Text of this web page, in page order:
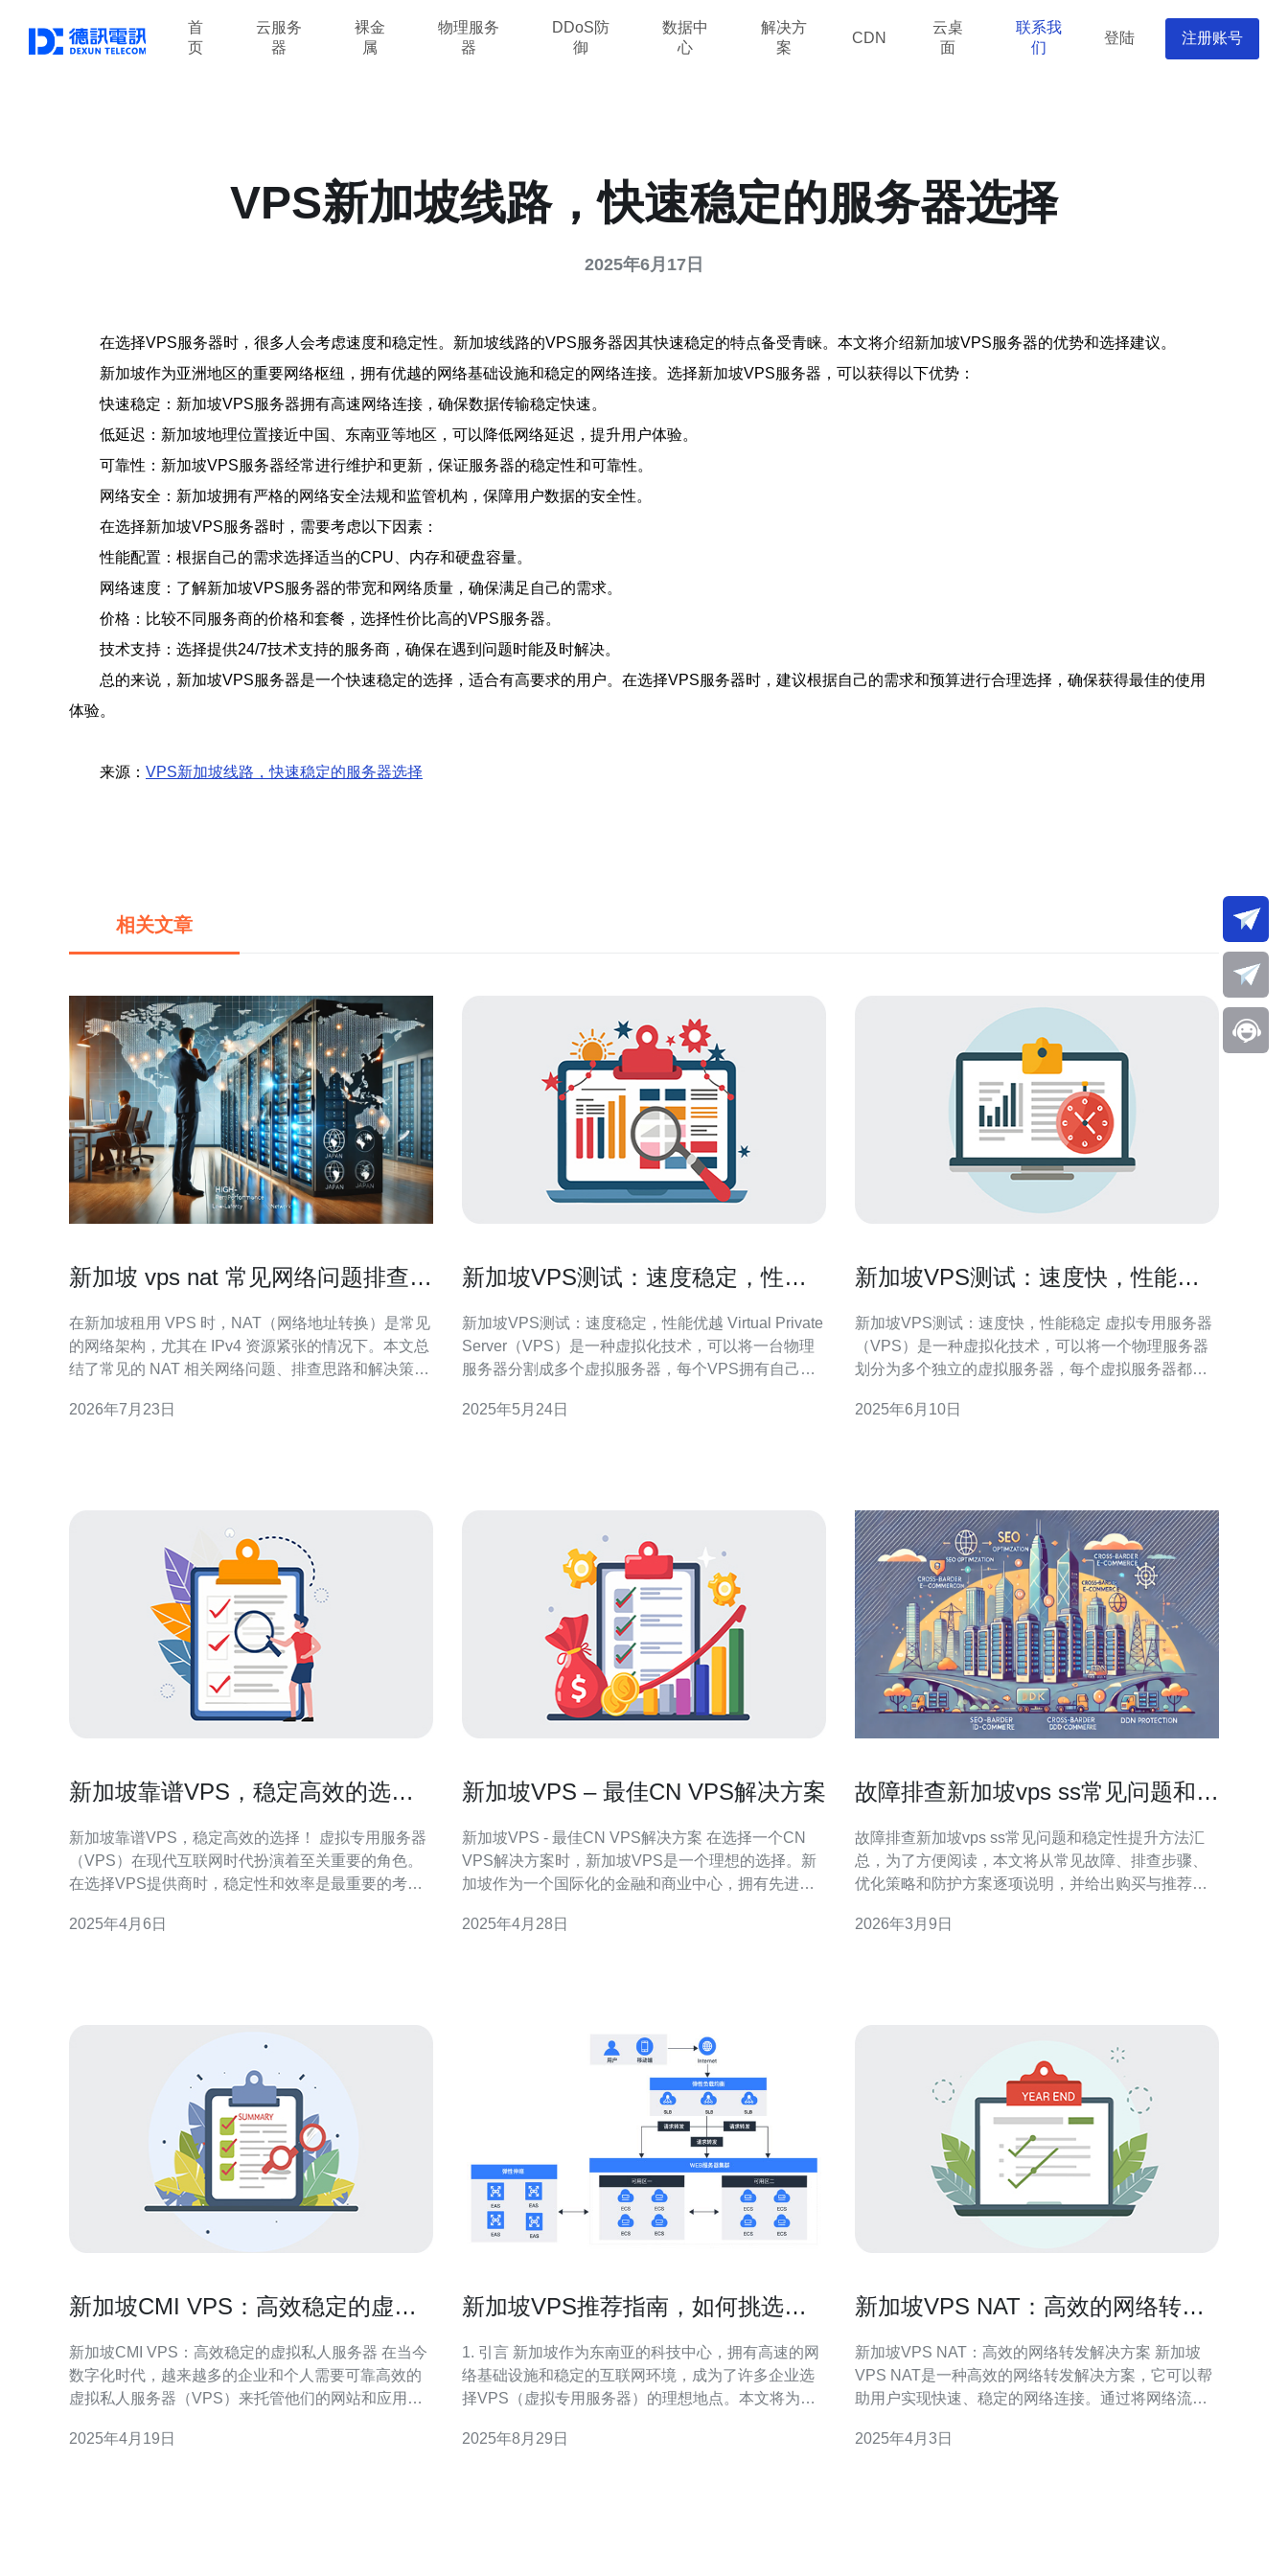
首
页
云服务
器
裸金
属
物理服务
器
DDoS防
御
数据中
心
解决方
案
CDN
云桌
面
联系我
们
登陆 注册账号
VPS新加坡线路，快速稳定的服务器选择
2025年6月17日
在选择VPS服务器时，很多人会考虑速度和稳定性。新加坡线路的VPS服务器因其快速稳定的特点备受青睐。本文将介绍新加坡VPS服务器的优势和选择建议。
新加坡作为亚洲地区的重要网络枢纽，拥有优越的网络基础设施和稳定的网络连接。选择新加坡VPS服务器，可以获得以下优势：
快速稳定：新加坡VPS服务器拥有高速网络连接，确保数据传输稳定快速。
低延迟：新加坡地理位置接近中国、东南亚等地区，可以降低网络延迟，提升用户体验。
可靠性：新加坡VPS服务器经常进行维护和更新，保证服务器的稳定性和可靠性。
网络安全：新加坡拥有严格的网络安全法规和监管机构，保障用户数据的安全性。
在选择新加坡VPS服务器时，需要考虑以下因素：
性能配置：根据自己的需求选择适当的CPU、内存和硬盘容量。
网络速度：了解新加坡VPS服务器的带宽和网络质量，确保满足自己的需求。
价格：比较不同服务商的价格和套餐，选择性价比高的VPS服务器。
技术支持：选择提供24/7技术支持的服务商，确保在遇到问题时能及时解决。
总的来说，新加坡VPS服务器是一个快速稳定的选择，适合有高要求的用户。在选择VPS服务器时，建议根据自己的需求和预算进行合理选择，确保获得最佳的使用
体验。
来源： VPS新加坡线路，快速稳定的服务器选择
相关文章
新加坡 vps nat 常见网络问题排查步
在新加坡租用 VPS 时，NAT（网络地址转换）是常见
的网络架构，尤其在 IPv4 资源紧张的情况下。本文总
结了常见的 NAT 相关网络问题、排查思路和解决策
CDN 加速和高防 DDoS 防护场景。 问题一：外网无
2026年7月23日
新加坡VPS测试：速度稳定，性能
新加坡VPS测试：速度稳定，性能优越 Virtual Private
Server（VPS）是一种虚拟化技术，可以将一台物理
服务器分割成多个虚拟服务器，每个VPS拥有自己的
要的互联网枢纽之一，拥有优越的网络基础设施和速
2025年5月24日
新加坡VPS测试：速度快，性能稳
新加坡VPS测试：速度快，性能稳定 虚拟专用服务器
（VPS）是一种虚拟化技术，可以将一个物理服务器
划分为多个独立的虚拟服务器，每个虚拟服务器都具
要科技中心，拥有先进的网络基础设施和高速互联网
2025年6月10日
新加坡靠谱VPS，稳定高效的选
新加坡靠谱VPS，稳定高效的选择！ 虚拟专用服务器
（VPS）在现代互联网时代扮演着至关重要的角色。
在选择VPS提供商时，稳定性和效率是最重要的考虑
高效而著称，成为了许多用户的首选。本文将介绍新
2025年4月6日
新加坡VPS – 最佳CN VPS解决方案
新加坡VPS - 最佳CN VPS解决方案 在选择一个CN
VPS解决方案时，新加坡VPS是一个理想的选择。新
加坡作为一个国际化的金融和商业中心，拥有先进的
个优秀的主机位置，为中国用户提供高速、稳定的
2025年4月28日
故障排查新加坡vps ss常见问题和稳
故障排查新加坡vps ss常见问题和稳定性提升方法汇
总，为了方便阅读，本文将从常见故障、排查步骤、
优化策略和防护方案逐项说明，并给出购买与推荐建
网络抖动、丢包、ISP限速或VPS本身带宽不足。首步
2026年3月9日
新加坡CMI VPS：高效稳定的虚拟
新加坡CMI VPS：高效稳定的虚拟私人服务器 在当今
数字化时代，越来越多的企业和个人需要可靠高效的
虚拟私人服务器（VPS）来托管他们的网站和应用程
商，以其高效稳定的服务而闻名。本文将介绍新加坡
2025年4月19日
新加坡VPS推荐指南，如何挑选最
1. 引言 新加坡作为东南亚的科技中心，拥有高速的网
络基础设施和稳定的互联网环境，成为了许多企业选
择VPS（虚拟专用服务器）的理想地点。本文将为您
VPS的基本概念 VPS是一种虚拟化技术，它将物理服
2025年8月29日
新加坡VPS NAT：高效的网络转发
新加坡VPS NAT：高效的网络转发解决方案 新加坡
VPS NAT是一种高效的网络转发解决方案，它可以帮
助用户实现快速、稳定的网络连接。通过将网络流量
络传输过程中绕过某些限制，提高网络速度和稳定
2025年4月3日